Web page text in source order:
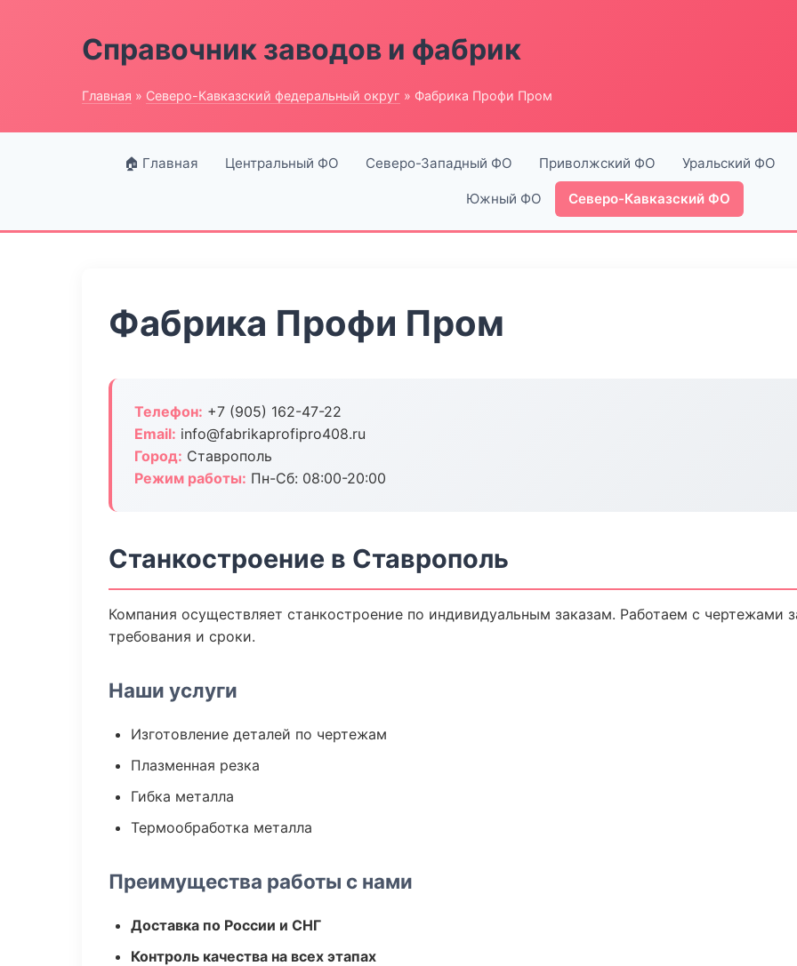
Справочник заводов и фабрик
Главная » Северо-Кавказский федеральный округ » Фабрика Профи Пром
🏠 Главная Центральный ФО Северо-Западный ФО Приволжский ФО Уральский ФО
Южный ФО Северо-Кавказский ФО
Фабрика Профи Пром
Телефон: +7 (905) 162-47-22
Email: info@fabrikaprofipro408.ru
Город: Ставрополь
Режим работы: Пн-Сб: 08:00-20:00
Станкостроение в Ставрополь
Компания осуществляет станкостроение по индивидуальным заказам. Работаем с чертежами
требования и сроки.
Наши услуги
Изготовление деталей по чертежам
Плазменная резка
Гибка металла
Термообработка металла
Преимущества работы с нами
Доставка по России и СНГ
Контроль качества на всех этапах